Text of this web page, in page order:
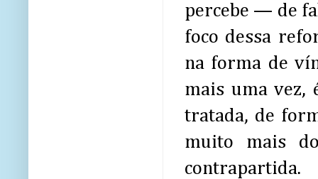
percebe — de
foco dessa
na forma de
mais uma vez,
tratada, de
muito mais
contrapartida.